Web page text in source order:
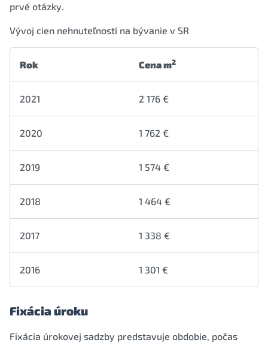
prvé otázky.
Vývoj cien nehnuteľností na bývanie v SR
Rok Cena m2
2021 2 176 €
2020 1 762 €
2019 1 574 €
2018 1 464 €
2017 1 338 €
2016 1 301 €
Fixácia úroku
Fixácia úrokovej sadzby predstavuje obdobie, počas